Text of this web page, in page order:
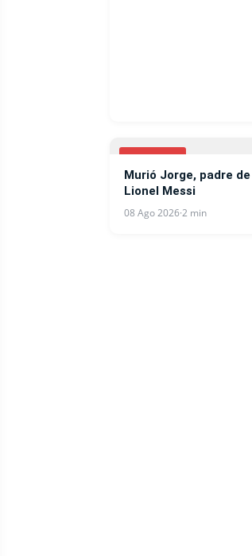
DEPORTES
Murió Jorge, padre de
Lionel Messi
08 Ago 2026·2 min